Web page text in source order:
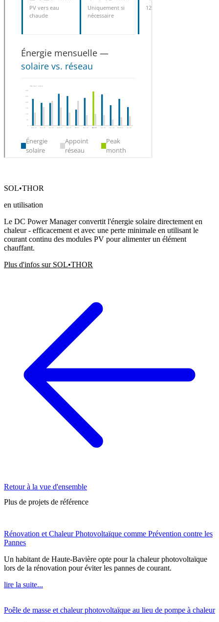
SOL•THOR
en utilisation
Le DC Power Manager convertit l'énergie solaire directement en
chaleur - efficacement et avec une perte minimale en utilisant le
courant continu des modules PV pour alimenter un élément
chauffant.
Plus d'infos sur SOL•THOR
Retour à la vue d'ensemble
Plus de projets de référence
Rénovation et Chaleur Photovoltaïque comme Prévention contre les
Pannes
Un habitant de Haute-Bavière opte pour la chaleur photovoltaïque
lors de la rénovation pour éviter les pannes de courant.
lire la suite...
Poêle de masse et chaleur photovoltaïque au lieu de pompe à chaleur